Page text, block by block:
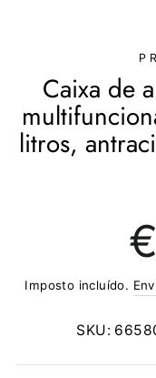
Caixa de
litros,
Imposto incluído.
SKU: